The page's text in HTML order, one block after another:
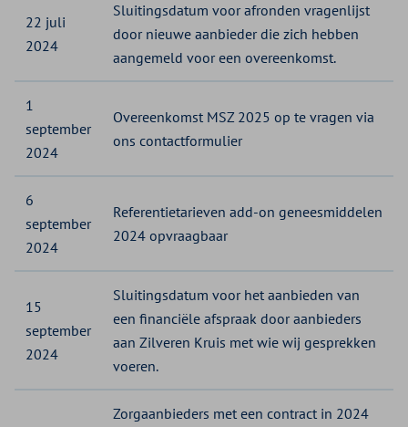
22 juli
2024
Sluitingsdatum voor afronden vragenlijst
door nieuwe aanbieder die zich hebben
aangemeld voor een overeenkomst.
1
september
2024
Overeenkomst MSZ 2025 op te vragen via
ons contactformulier
6
september
2024
Referentietarieven add-on geneesmiddelen
2024 opvraagbaar
15
september
2024
Sluitingsdatum voor het aanbieden van
een financiële afspraak door aanbieders
aan Zilveren Kruis met wie wij gesprekken
voeren.
Zorgaanbieders met een contract in 2024